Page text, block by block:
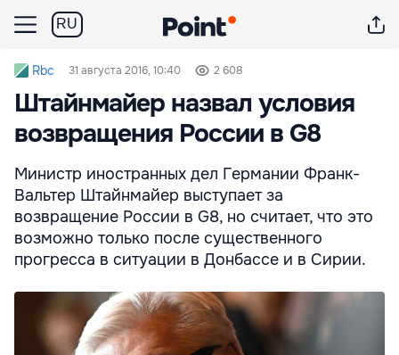
RU
Rbc 31 августа 2016, 10:40 2 608
Штайнмайер назвал условия
возвращения России в G8
Министр иностранных дел Германии Франк-
Вальтер Штайнмайер выступает за
возвращение России в G8, но считает, что это
возможно только после существенного
прогресса в ситуации в Донбассе и в Сирии.